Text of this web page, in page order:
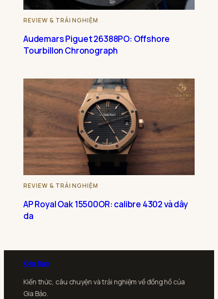
REVIEW & TRẢI NGHIỆM
Audemars Piguet 26388PO: Offshore
Tourbillon Chronograph
REVIEW & TRẢI NGHIỆM
AP Royal Oak 15500OR: calibre 4302 và dây
da
Gia Bảo
Kiến thức, câu chuyện và trải nghiệm về đồng hồ của
Gia Bảo.